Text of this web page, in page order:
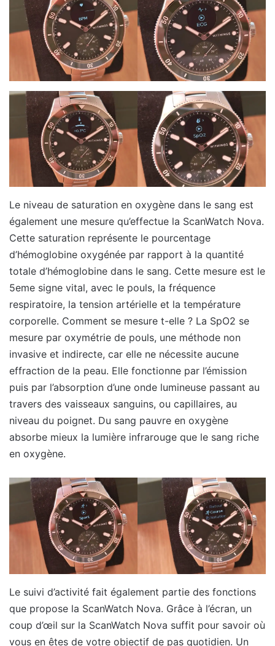
Le niveau de saturation en oxygène dans le sang est
également une mesure qu’effectue la ScanWatch Nova.
Cette saturation représente le pourcentage
d’hémoglobine oxygénée par rapport à la quantité
totale d’hémoglobine dans le sang. Cette mesure est le
5eme signe vital, avec le pouls, la fréquence
respiratoire, la tension artérielle et la température
corporelle. Comment se mesure t-elle ? La SpO2 se
mesure par oxymétrie de pouls, une méthode non
invasive et indirecte, car elle ne nécessite aucune
effraction de la peau. Elle fonctionne par l’émission
puis par l’absorption d’une onde lumineuse passant au
travers des vaisseaux sanguins, ou capillaires, au
niveau du poignet. Du sang pauvre en oxygène
absorbe mieux la lumière infrarouge que le sang riche
en oxygène.
Le suivi d’activité fait également partie des fonctions
que propose la ScanWatch Nova. Grâce à l’écran, un
coup d’œil sur la ScanWatch Nova suffit pour savoir où
vous en êtes de votre objectif de pas quotidien. Un